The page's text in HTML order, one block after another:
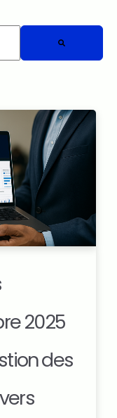
2025
des